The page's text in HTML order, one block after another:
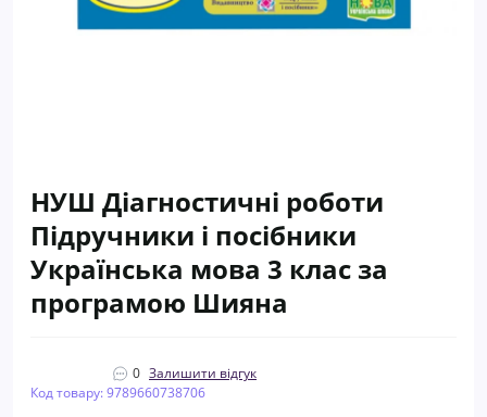
НУШ Діагностичні роботи
Пiдручники i посiбники
Українська мова 3 клас за
програмою Шияна
0 Залишити відгук
Код товару: 9789660738706